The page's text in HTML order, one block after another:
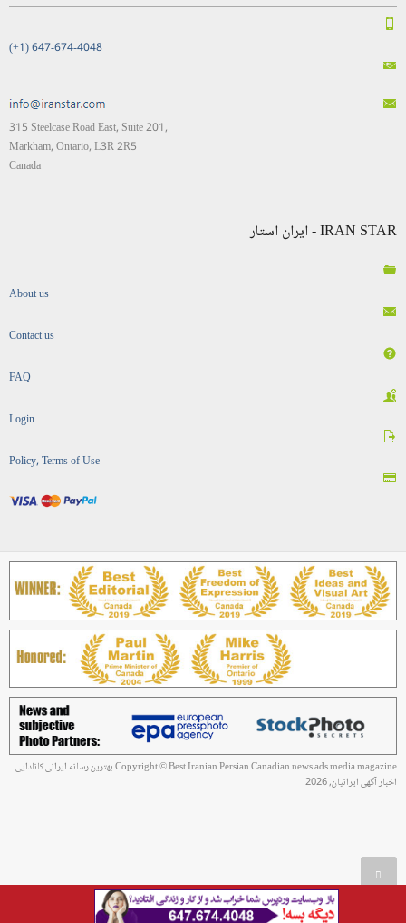
(+1) 647-674-4048
315 Steelcase Road East, Suite 201,
Markham, Ontario, L3R 2R5
Canada
IRAN STAR - ایران استار
About us
Contact us
FAQ
Login
Policy, Terms of Use
Copyright © Best Iranian Persian Canadian news ads media magazine بهترین رسانه ایرانی کانادایی
اخبار آگهی ایرانیان, 2026